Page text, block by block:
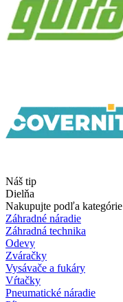
Náš tip
Dielňa
Nakupujte podľa kategórie
Záhradné náradie
Záhradná technika
Odevy
Zváračky
Vysávače a fukáry
Vŕtačky
Pneumatické náradie